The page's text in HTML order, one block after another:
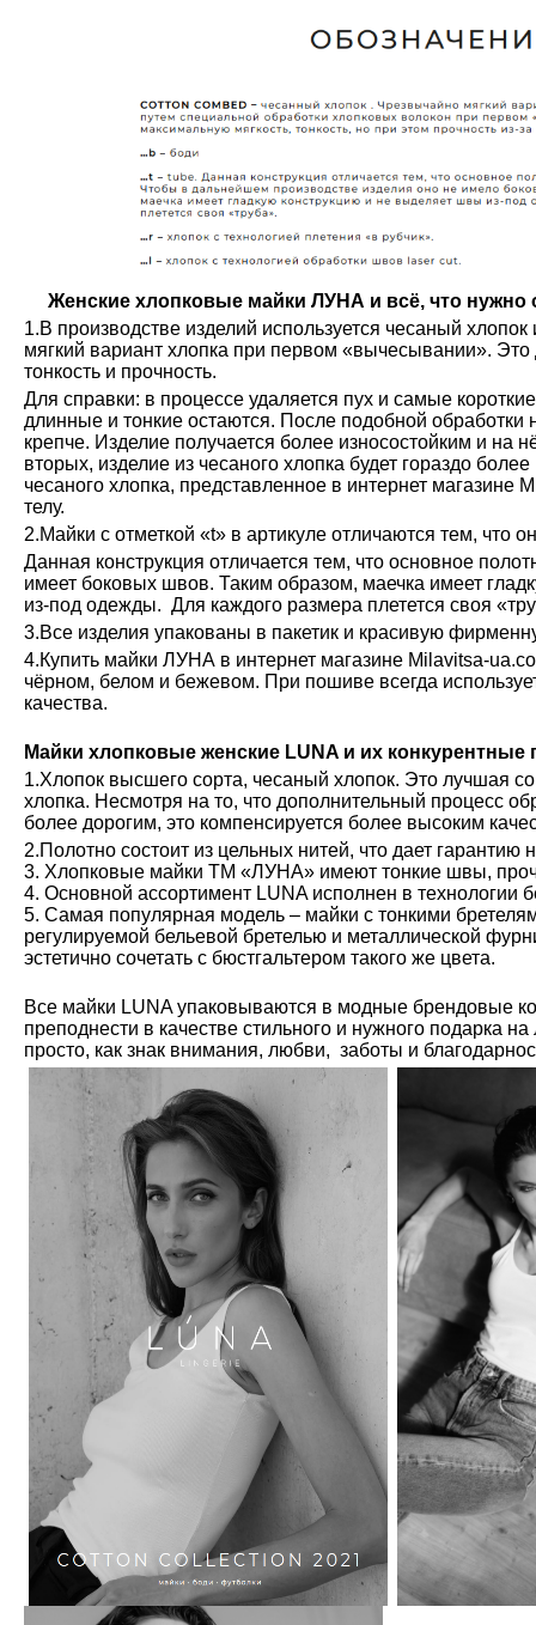
Женские хлопковые майки ЛУНА и всё, что нужно
1.В производстве изделий используется чесаный
мягкий вариант хлопка при первом «вычесывании». Это
тонкость и прочность.
Для справки: в процессе удаляется пух и самые
длинные и тонкие остаются. После подобной обработки
крепче. Изделие получается более износостойким и на
вторых, изделие из чесаного хлопка будет гораздо
чесаного хлопка, представленное в интернет магазине
телу.
2.Майки с отметкой «t» в артикуле отличаются тем, что
Данная конструкция отличается тем, что основное
имеет боковых швов. Таким образом, маечка имеет
из-под одежды. Для каждого размера плетется своя
3.Все изделия упакованы в пакетик и красивую
4.Купить майки ЛУНА в интернет магазине Milavitsa-
чёрном, белом и бежевом. При пошиве всегда
качества.
Майки хлопковые женские LUNA и их конкурентные
1.Хлопок высшего сорта, чесаный хлопок. Это лучшая
хлопка. Несмотря на то, что дополнительный процесс
более дорогим, это компенсируется более высоким
2.Полотно состоит из цельных нитей, что дает гарантию
3. Хлопковые майки ТМ «ЛУНА» имеют тонкие швы,
4. Основной ассортимент LUNA исполнен в технологии
5. Самая популярная модель – майки с тонкими
регулируемой бельевой бретелью и металлической
эстетично сочетать с бюстгальтером такого же цвета.
Все майки LUNA упаковываются в модные брендовые
преподнести в качестве стильного и нужного подарка
просто, как знак внимания, любви, заботы и